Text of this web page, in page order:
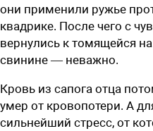
они применили ружье
квадрике. После чего с
вернулись к томящейся
свинине — неважно.
Кровь из сапога отца
умер от кровопотери. А
сильнейший стресс, от